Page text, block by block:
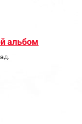
альбом